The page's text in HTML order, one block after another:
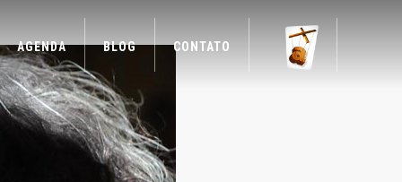
AGENDA BLOG CONTATO